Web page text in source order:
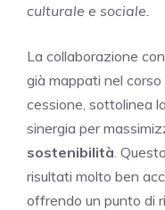
culturale e sociale.
La collaborazione
già mappati nel
cessione, sottolinea
sinergia per
sostenibilità .
risultati molto ben
offrendo un punto di